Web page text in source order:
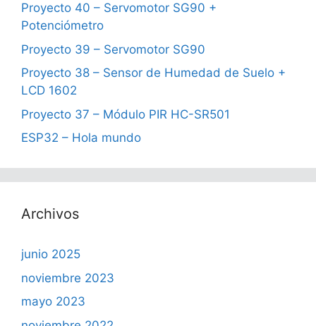
Proyecto 40 – Servomotor SG90 +
Potenciómetro
Proyecto 39 – Servomotor SG90
Proyecto 38 – Sensor de Humedad de Suelo +
LCD 1602
Proyecto 37 – Módulo PIR HC-SR501
ESP32 – Hola mundo
Archivos
junio 2025
noviembre 2023
mayo 2023